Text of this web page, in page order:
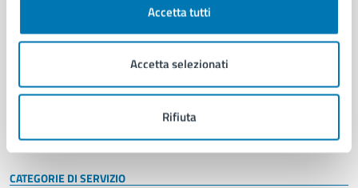
Accetta tutti
Accetta selezionati
Rifiuta
Enti e fondazioni
Personale amministrativo
Intranet, posta aziendale e protocollo
CATEGORIE DI SERVIZIO